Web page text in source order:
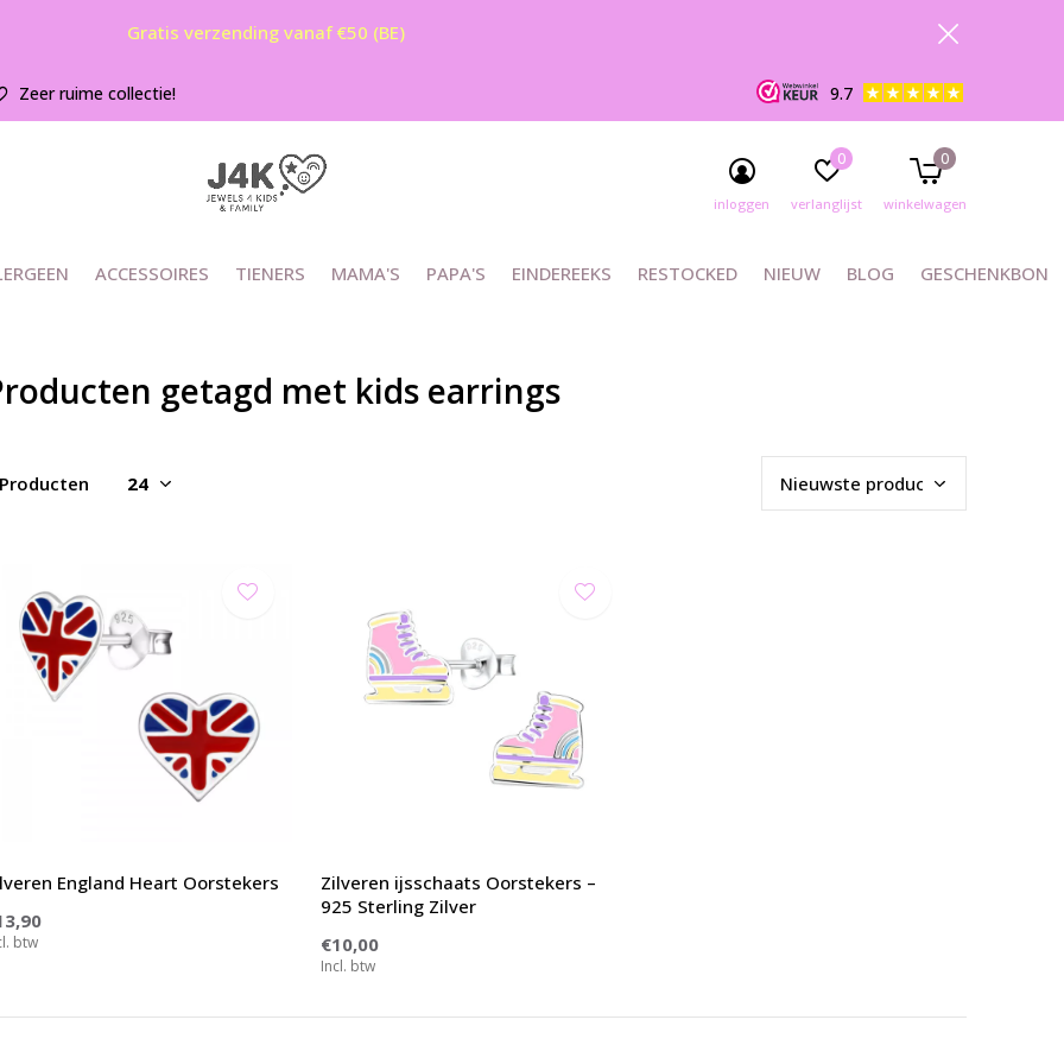
ACCESSOIRES TIENERS MAMA'S PAPA'S EINDEREEKS RESTOCKED NIEUW BLOG GESCHENKBON
inloggen verlanglijst
0
winkelwagen
0
Zeer ruime collectie! 9.7
Gratis verzending vanaf €50 (BE)
getagd met kids earrings
England Heart Oorstekers
btw
Zilveren ijsschaats Oorstekers –
925 Sterling Zilver
€10,00
Incl. btw